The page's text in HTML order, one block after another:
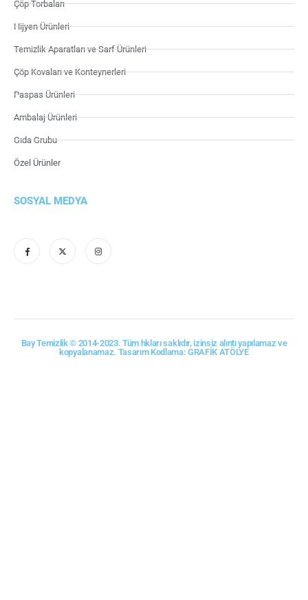
Çöp Torbaları
Hijyen Ürünleri
Temizlik Aparatları ve Sarf Ürünleri
Çöp Kovaları ve Konteynerleri
Paspas Ürünleri
Ambalaj Ürünleri
Gıda Grubu
Özel Ürünler
SOSYAL MEDYA
Bay Temizlik © 2014-2023. Tüm hkları saklıdır, izinsiz alıntı yapılamaz ve
kopyalanamaz. Tasarım Kodlama: GRAFİK ATÖLYE